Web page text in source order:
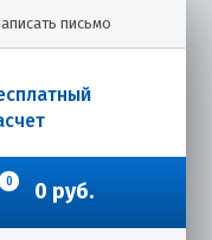
письмо
0 0 руб.